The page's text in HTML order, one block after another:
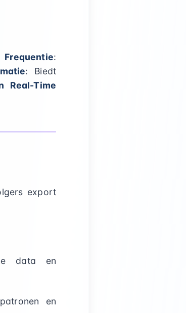
:
: Biedt
Real-Time
export
data en
en